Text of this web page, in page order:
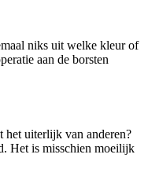
niks uit welke kleur of
aan de borsten
het uiterlijk van anderen?
Het is misschien moeilijk